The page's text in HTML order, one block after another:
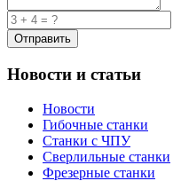
Новости и статьи
Новости
Гибочные станки
Станки с ЧПУ
Сверлильные станки
Фрезерные станки